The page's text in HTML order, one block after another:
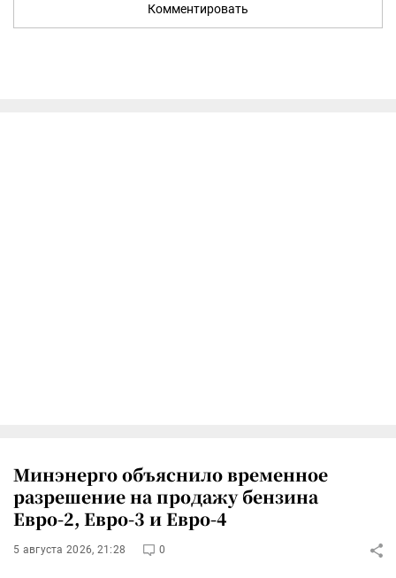
Комментировать
Минэнерго объяснило временное
разрешение на продажу бензина
Евро-2, Евро-3 и Евро-4
5 августа 2026, 21:28 0